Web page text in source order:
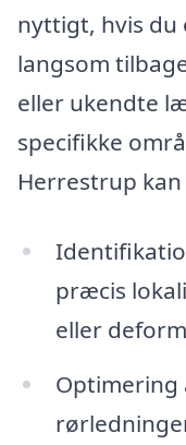
nyttigt, hvis du
langsom
eller ukendte
specifikke
Herrestrup
præcis
eller
Optimering